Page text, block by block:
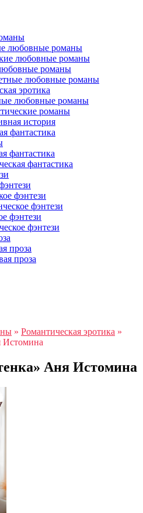
любовные романы
любовные романы
романы
любовные романы
эротика
любовные романы
романы
история
фантастика
фантастика
фантастика
фэнтези
фэнтези
фэнтези
фэнтези
проза
проза
» Романтическая эротика »
Истомина
Аня Истомина